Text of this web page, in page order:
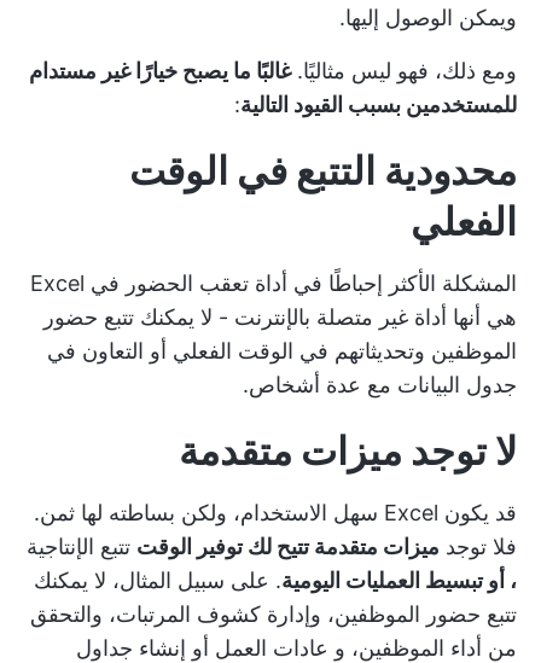
ويمكن الوصول إليها.
ومع ذلك، فهو ليس مثاليًا.غالبًا ما يصبح خيارًا غير مستدام
للمستخدمين بسبب القيود التالية:
محدودية التتبع في الوقت
الفعلي
المشكلة الأكثر إحباطًا في أداة تعقب الحضور في Excel
هي أنها أداة غير متصلة بالإنترنت - لا يمكنك تتبع حضور
الموظفين وتحديثاتهم في الوقت الفعلي أو التعاون في
جدول البيانات مع عدة أشخاص.
لا توجد ميزات متقدمة
قد يكون Excel سهل الاستخدام، ولكن بساطته لها ثمن.
فلا توجد ميزات متقدمة تتيح لك توفير الوقت تتبع الإنتاجية
، أو تبسيط العمليات اليومية. على سبيل المثال، لا يمكنك
تتبع حضور الموظفين، وإدارة كشوف المرتبات، والتحقق
من أداء الموظفين، و عادات العمل أو إنشاء جداول